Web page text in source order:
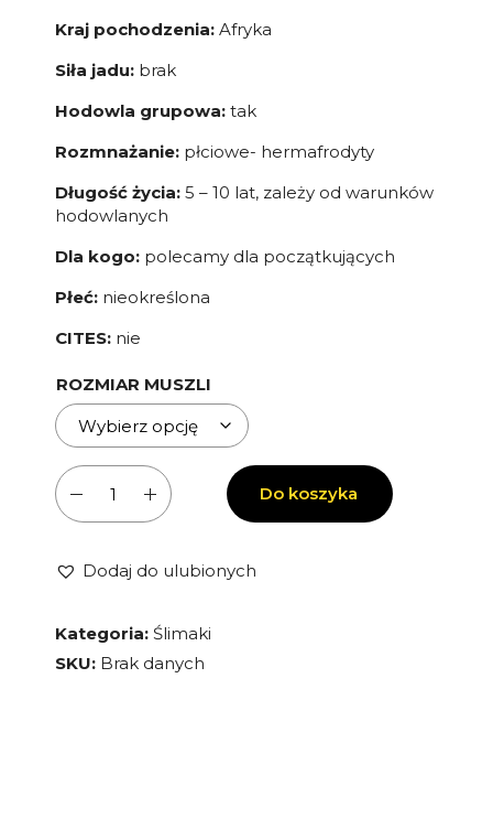
Kraj pochodzenia: Afryka
Siła jadu: brak
Hodowla grupowa: tak
Rozmnażanie: płciowe- hermafrodyty
Długość życia: 5 – 10 lat, zależy od warunków
hodowlanych
Dla kogo: polecamy dla początkujących
Płeć: nieokreślona
CITES: nie
ROZMIAR MUSZLI
Lissachatina
-
Afrykański
-
Do koszyka
Dodaj do ulubionych
Kategoria: Ślimaki
SKU: Brak danych